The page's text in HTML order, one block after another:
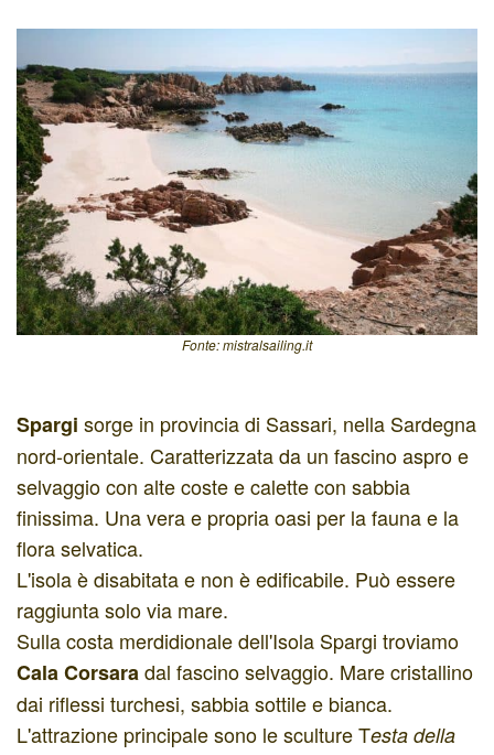
Fonte: mistralsailing.it
Spargi sorge in provincia di Sassari, nella Sardegna
nord-orientale. Caratterizzata da un fascino aspro e
selvaggio con alte coste e calette con sabbia
finissima. Una vera e propria oasi per la fauna e la
flora selvatica.
L'isola è disabitata e non è edificabile. Può essere
raggiunta solo via mare.
Sulla costa merdidionale dell'Isola Spargi troviamo
Cala Corsaradal fascino selvaggio. Mare cristallino
dai riflessi turchesi, sabbia sottile e bianca.
L'attrazione principale sono le sculture Testa della